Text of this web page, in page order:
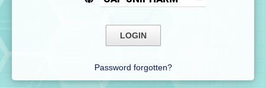
Password forgotten?